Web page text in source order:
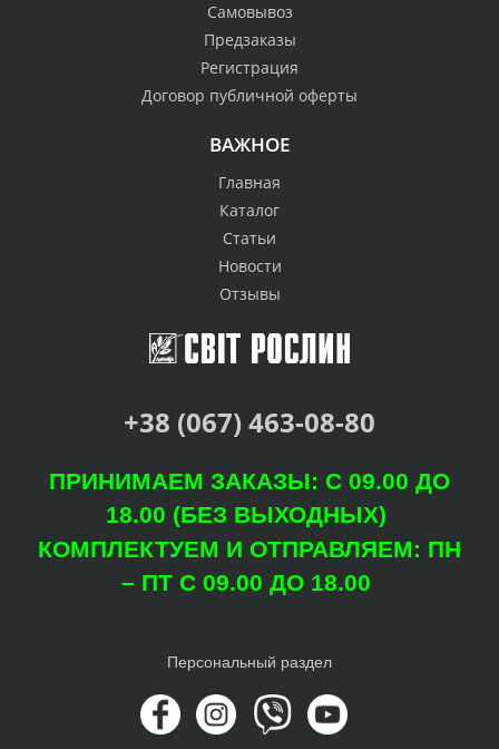
Самовывоз
Предзаказы
Регистрация
Договор публичной оферты
ВАЖНОЕ
Главная
Каталог
Статьи
Новости
Отзывы
+38 (067) 463-08-80
ПРИНИМАЕМ ЗАКАЗЫ: С 09.00 ДО
18.00 (БЕЗ ВЫХОДНЫХ)
КОМПЛЕКТУЕМ И ОТПРАВЛЯЕМ: ПН
– ПТ С 09.00 ДО 18.00
Персональный раздел